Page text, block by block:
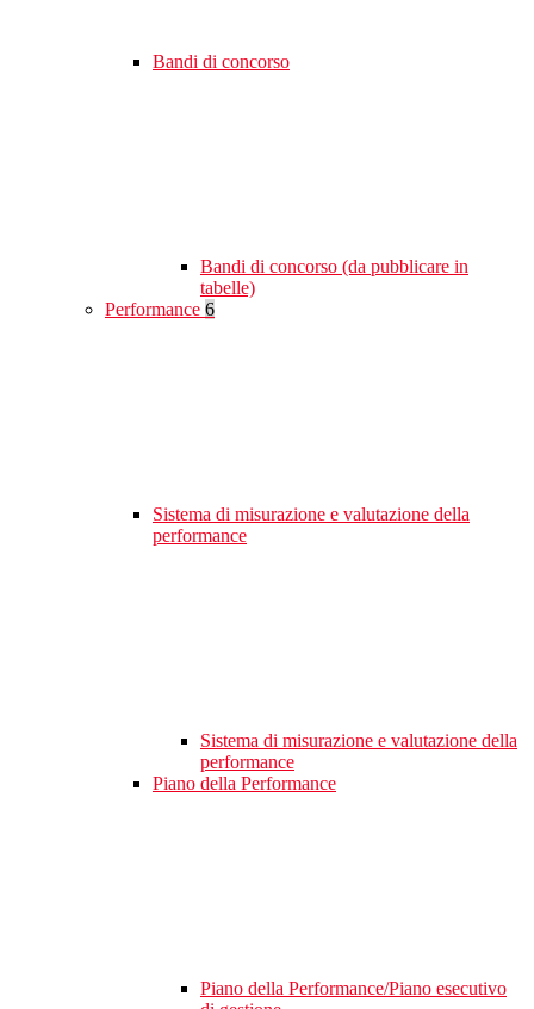
Bandi di concorso
Bandi di concorso (da pubblicare in
tabelle)
Performance 6
Sistema di misurazione e valutazione della
performance
Sistema di misurazione e valutazione della
performance
Piano della Performance
Piano della Performance/Piano esecutivo